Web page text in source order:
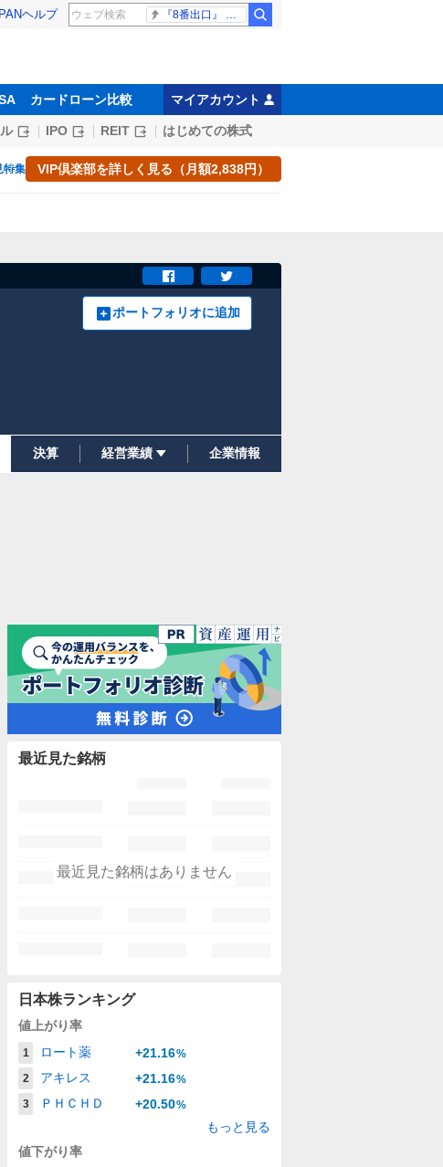
ヘルプ 『8番出口』 金ロー
カードローン比較 マイアカウント
IPO REIT はじめての株式
特集 VIP倶楽部を詳しく見る（月額2,838円）
ポートフォリオに追加
決算 経営業績 企業情報
最近見た銘柄
最近見た銘柄はありません
日本株ランキング
値上がり率
1 ロート薬 +21.16%
2
アキレス +21.16%
3
ＰＨＣＨＤ +20.50%
もっと見る
値下がり率